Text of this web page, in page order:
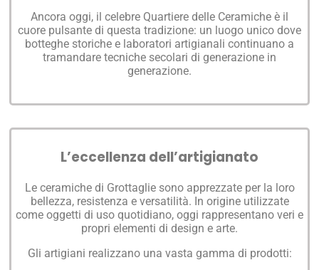
Ancora oggi, il celebre Quartiere delle Ceramiche è il
cuore pulsante di questa tradizione: un luogo unico dove
botteghe storiche e laboratori artigianali continuano a
tramandare tecniche secolari di generazione in
generazione.
L’eccellenza dell’artigianato
Le ceramiche di Grottagliesono apprezzate per la loro
bellezza, resistenza e versatilità. In origine utilizzate
come oggetti di uso quotidiano, oggi rappresentano veri e
propri elementi di design e arte.
Gli artigiani realizzano una vasta gamma di prodotti: